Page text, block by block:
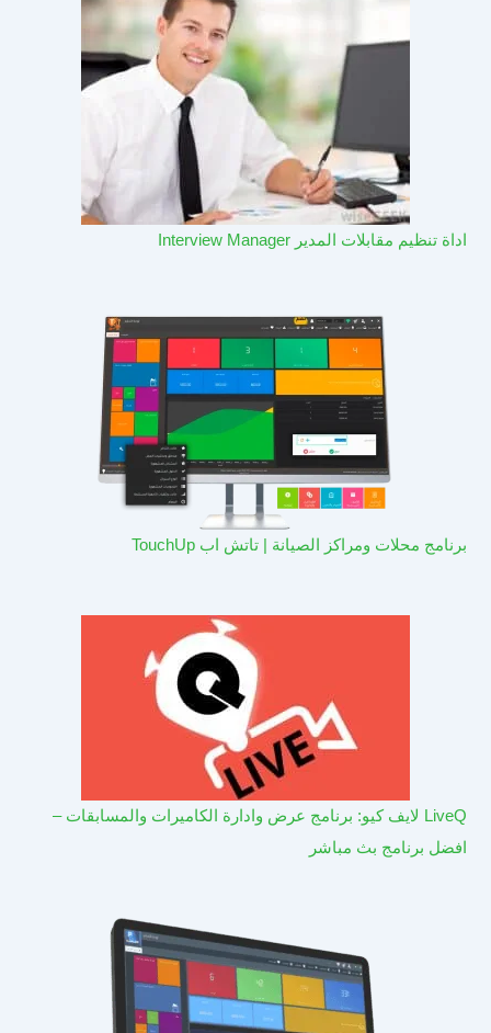
اداة تنظيم مقابلات المدير Interview Manager
برنامج محلات ومراكز الصيانة | تاتش اب TouchUp
LiveQ لايف كيو: برنامج عرض وادارة الكاميرات والمسابقات –
افضل برنامج بث مباشر